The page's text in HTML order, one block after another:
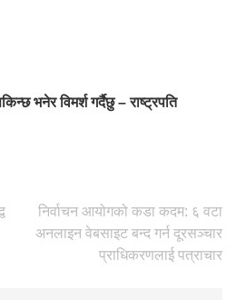
भनेर विमर्श गर्दैछु – राष्ट्रपति
निर्वाचन आयोगको कडा कदम: ६ वटा
अनलाइन वेबसाइट बन्द गर्न दूरसञ्चार
प्राधिकरणलाई पत्राचार